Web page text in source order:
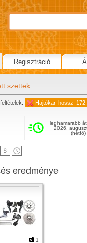
szettek
Hajtókar-hossz:
leghamarabb
2026.
(hétfő)
eredménye
1
Regisztráció